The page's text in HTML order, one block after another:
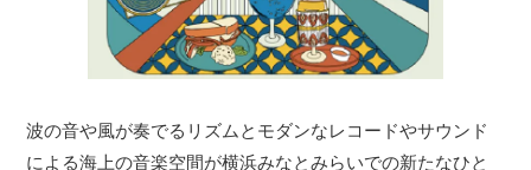
波の音や風が奏でるリズムとモダンなレコードやサウンド
による海上の音楽空間が横浜みなとみらいでの新たなひと